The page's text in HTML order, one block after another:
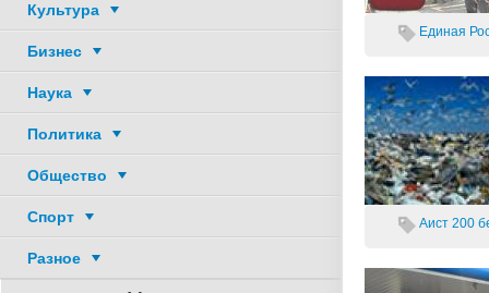
Культура
Бизнес
Наука
Политика
Общество
Спорт
Разное
Единая
Аист 200